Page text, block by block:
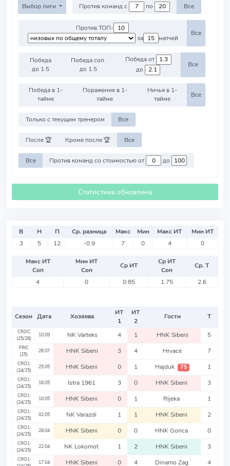
Выбор лиги Против команд с по Все
Против ТОП-
за
матчей
Все
Победа
до 1.5
Победа соп.
до 1.5
Победа от
до
Все
Победа в 1-
тайме
Поражение в 1-
тайме
Ничья в 1-
тайме
Все
Только с текущим тренером Все
После 🏆 Кроме после 🏆 Все
Все Против команд со стоимостью от до
Статистика обновлена
В Н П Ср. разница Макс Мин Макс ИТ
Мин ИТ
3
5 12 -0.9 7 0 4 0
Макс ИТ
Соп
Мин ИТ
Соп
Ср ИТ
Ср ИТ
Соп
Ср. Т
4
0 0.85 1.75 2.6
Сезон Дата Хозяева
ИТ
1
ИТ
2
Гости Т
CROC
(25/26)
10.09 NK Varteks 4 1 HNK Sibeni 5
FRIC
(25)
26.07 HNK Sibeni 3 4 Hrvace 7
CRO1
(24/25)
25.05 HNK Sibeni 0 1 Hajduk 75 1
CRO1
(24/25)
16.05 Istra 1961 3 0 HNK Sibeni 3
CRO1
(24/25)
10.05 HNK Sibeni 0 1 Rijeka 1
CRO1
(24/25)
02.05 NK Varazdi 1 1 HNK Sibeni 2
CRO1
(24/25)
28.04 HNK Sibeni 0 0 HNK Gorica 0
CRO1
(24/25)
22.04 NK Lokomot 1 2 HNK Sibeni 3
CRO1
17.04 HNK Sibeni 0 4 Dinamo Zag 4